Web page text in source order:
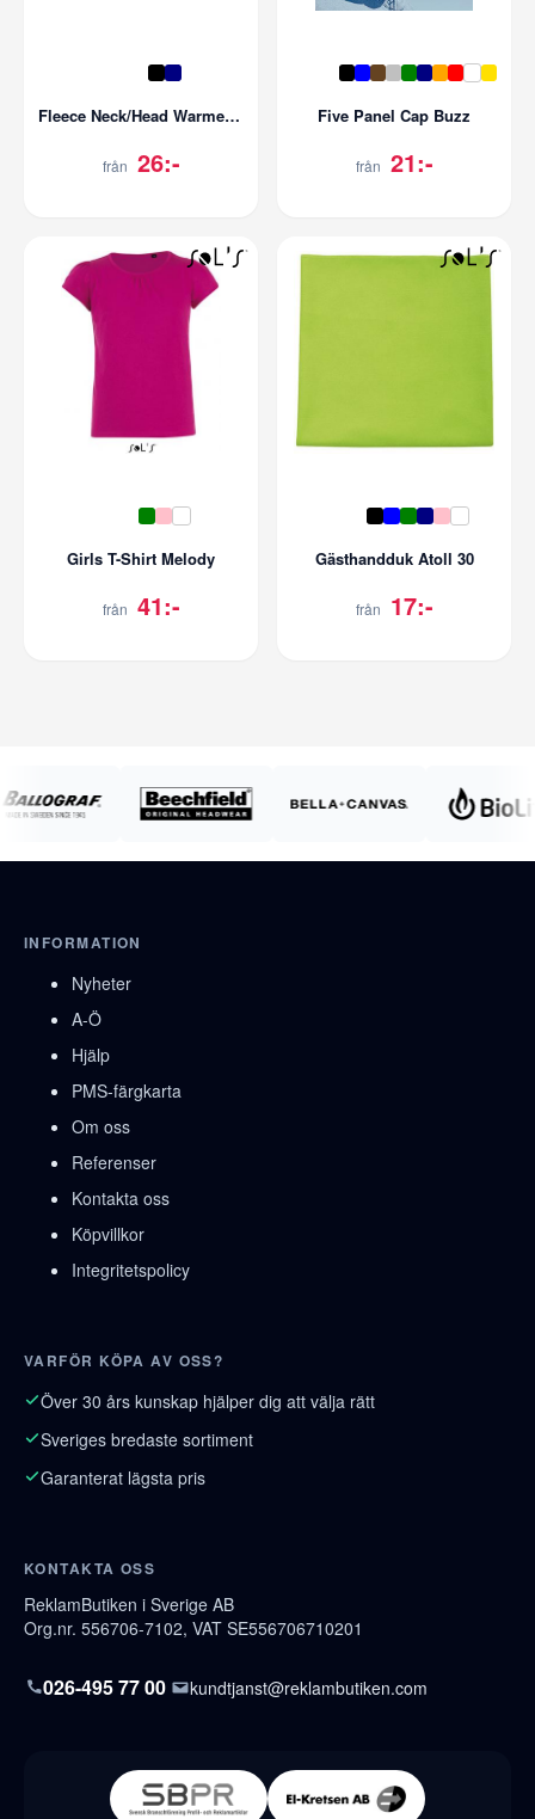
Fleece Neck/Head Warmer Blizzard
från 26:-
Five Panel Cap Buzz
från 21:-
Girls T-Shirt Melody
från 41:-
Gästhandduk Atoll 30
från 17:-
INFORMATION
Nyheter
A-Ö
Hjälp
PMS-färgkarta
Om oss
Referenser
Kontakta oss
Köpvillkor
Integritetspolicy
VARFÖR KÖPA AV OSS?
Över 30 års kunskap hjälper dig att välja rätt
Sveriges bredaste sortiment
Garanterat lägsta pris
KONTAKTA OSS
ReklamButiken i Sverige AB
Org.nr. 556706-7102, VAT SE556706710201
026-495 77 00 kundtjanst@reklambutiken.com